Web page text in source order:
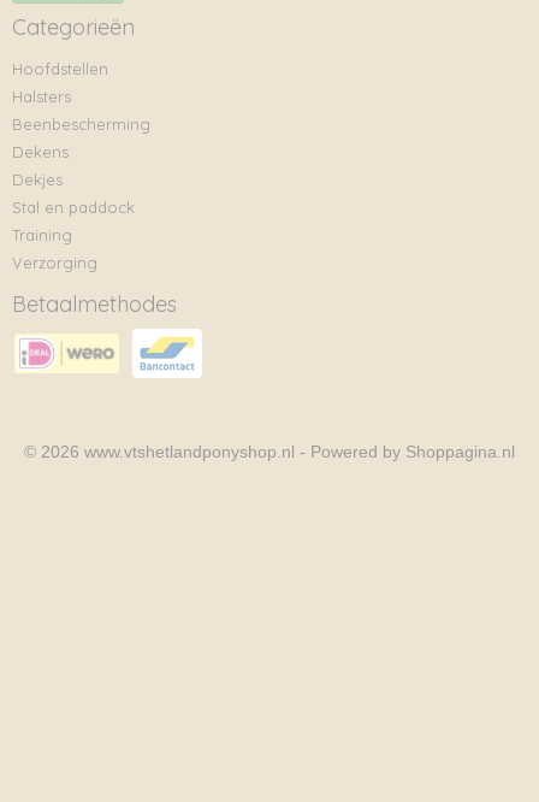
Categorieën
Hoofdstellen
Halsters
Beenbescherming
Dekens
Dekjes
Stal en paddock
Training
Verzorging
Betaalmethodes
© 2026 www.vtshetlandponyshop.nl - Powered by Shoppagina.nl